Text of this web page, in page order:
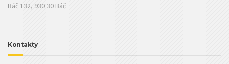
Báč 132, 930 30 Báč
Kontakty